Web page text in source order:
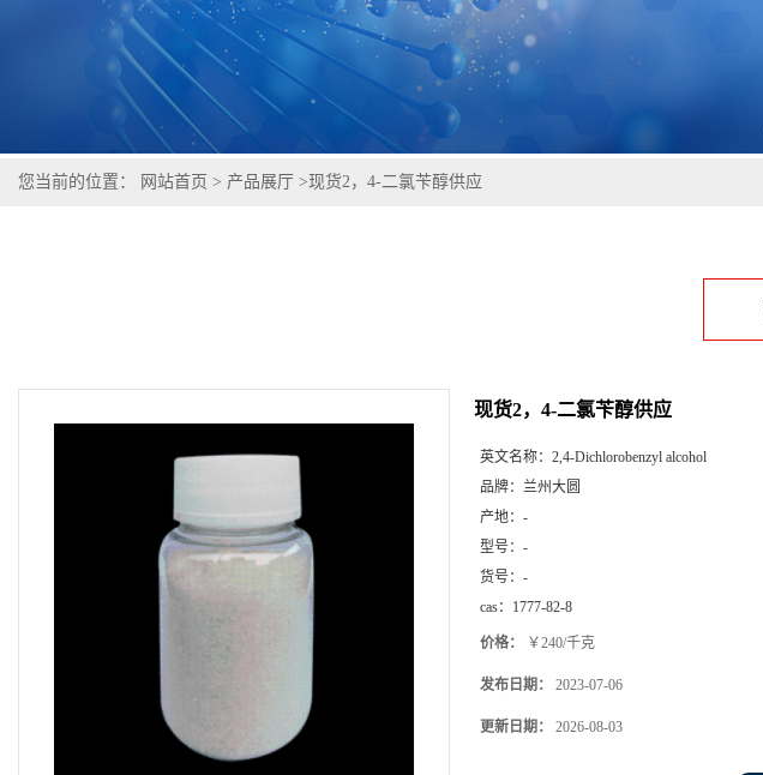
您当前的位置： 网站首页 > 产品展厅 >现货2，4-二氯苄醇供应
现货2，4-二氯苄醇供应
英文名称： 2,4-Dichlorobenzyl alcohol
品牌： 兰州大圆
产地： -
型号： -
货号： -
cas： 1777-82-8
价格： ￥240/千克
发布日期： 2023-07-06
更新日期： 2026-08-03